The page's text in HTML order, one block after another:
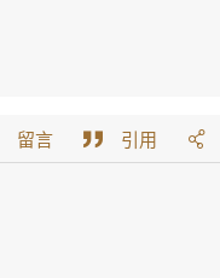
引用
留言